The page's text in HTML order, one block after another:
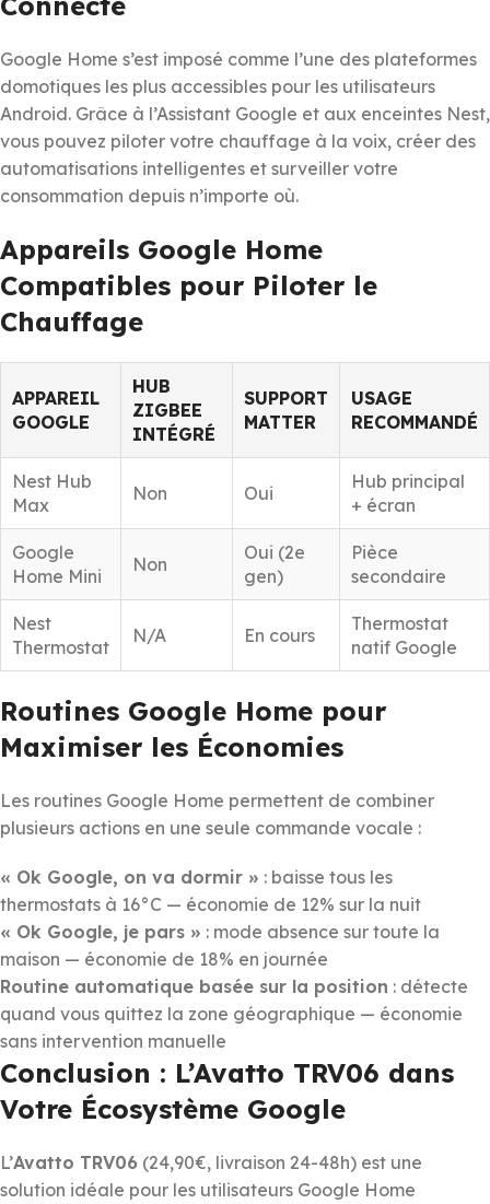
Google Home s’est imposé comme l’une des plateformes
domotiques les plus accessibles pour les utilisateurs
Android. Grâce à l’Assistant Google et aux enceintes Nest,
vous pouvez piloter votre chauffage à la voix, créer des
automatisations intelligentes et surveiller votre
consommation depuis n’importe où.
Appareils Google Home
Compatibles pour Piloter le
Chauffage
APPAREIL
GOOGLE
HUB
ZIGBEE
INTÉGRÉ
SUPPORT
MATTER
USAGE
RECOMMANDÉ
Nest Hub
Max
Non Oui
Hub principal
+ écran
Google
Home Mini
Non
Oui (2e
gen)
Pièce
secondaire
Nest
Thermostat
N/A En cours
Thermostat
natif Google
Routines Google Home pour
Maximiser les Économies
Les routines Google Home permettent de combiner
plusieurs actions en une seule commande vocale :
« Ok Google, on va dormir » : baisse tous les
thermostats à 16°C — économie de 12% sur la nuit
« Ok Google, je pars » : mode absence sur toute la
maison — économie de 18% en journée
Routine automatique basée sur la position : détecte
quand vous quittez la zone géographique — économie
sans intervention manuelle
Conclusion : L’Avatto TRV06 dans
Votre Écosystème Google
L’Avatto TRV06 (24,90€, livraison 24-48h) est une
solution idéale pour les utilisateurs Google Home